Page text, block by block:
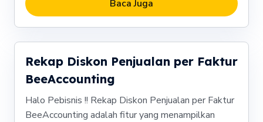
Baca Juga
Rekap Diskon Penjualan per Faktur
BeeAccounting
Halo Pebisnis !! Rekap Diskon Penjualan per Faktur
BeeAccounting adalah fitur yang menampilkan